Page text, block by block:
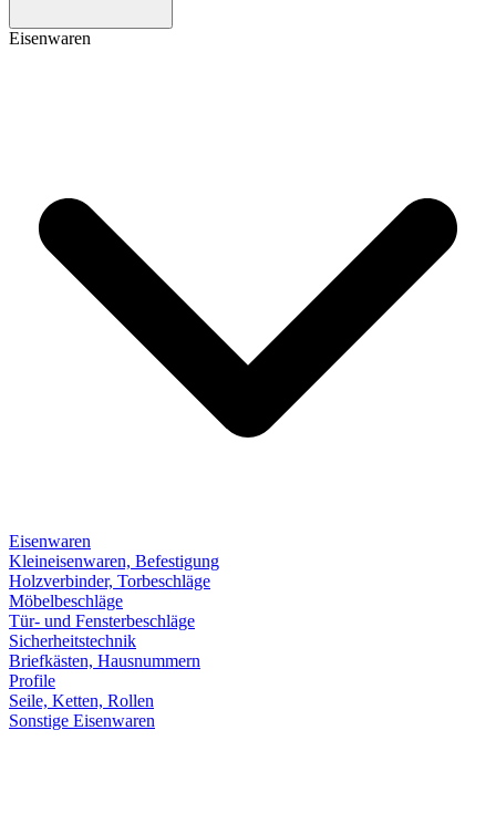
Eisenwaren
Eisenwaren
Kleineisenwaren, Befestigung
Holzverbinder, Torbeschläge
Möbelbeschläge
Tür- und Fensterbeschläge
Sicherheitstechnik
Briefkästen, Hausnummern
Profile
Seile, Ketten, Rollen
Sonstige Eisenwaren